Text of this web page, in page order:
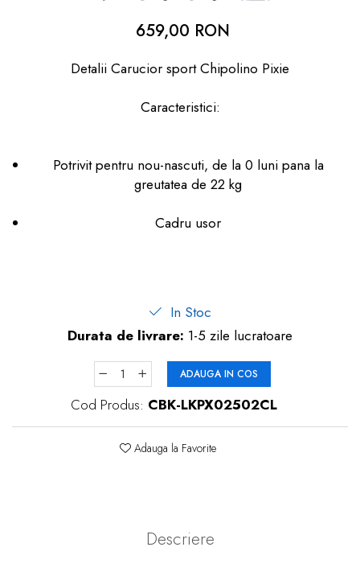
Produse îngrijire copii
Igiena copii
659,00 RON
Detalii Carucior sport Chipolino Pixie
Caracteristici:
Potrivit pentru nou-nascuti, de la 0 luni pana la
greutatea de 22 kg
Cadru usor
In Stoc
Durata de livrare: 1-5 zile lucratoare
ADAUGA IN COS
Cod Produs: CBK-LKPX02502CL
Adauga la Favorite
Descriere